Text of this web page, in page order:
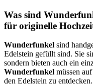
Was sind
für originelle
Wunderfunkel sind
Edelstein gefüllt sind. Sie
sondern bieten auch ein
Wunderfunkel müssen
den Edelstein zu